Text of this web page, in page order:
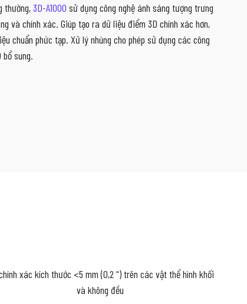
thường,3D-A1000 sử dụng công nghệ ánh sáng tượng trưng
và chính xác. Giúp tạo ra dữ liệu điểm 3D chính xác hơn,
chuẩn phức tạp. Xử lý nhúng cho phép sử dụng các công
sung.
xác kích thước <5 mm (0,2 “) trên các vật thể hình khối
và không đều